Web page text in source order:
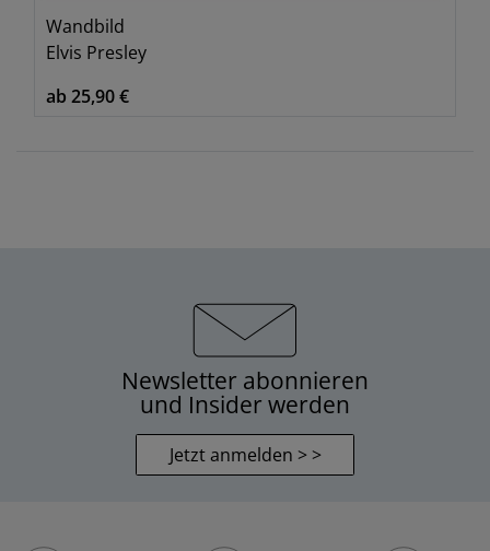
Wandbild
Elvis Presley
ab 25,90 €
Newsletter abonnieren
und Insider werden
Jetzt anmelden > >